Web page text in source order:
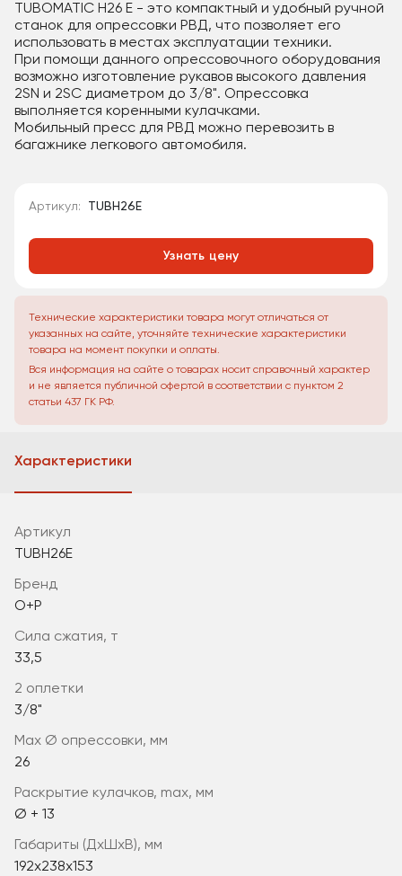
TUBOMATIC H26 E - это компактный и удобный ручной
станок для опрессовки РВД, что позволяет его
использовать в местах эксплуатации техники.
При помощи данного опрессовочного оборудования
возможно изготовление рукавов высокого давления
2SN и 2SC диаметром до 3/8". Опрессовка
выполняется коренными кулачками.
Мобильный пресс для РВД можно перевозить в
багажнике легкового автомобиля.
Артикул: TUBH26E
Узнать цену
Технические характеристики товара могут отличаться от
указанных на сайте, уточняйте технические характеристики
товара на момент покупки и оплаты.
Вся информация на сайте о товарах носит справочный характер
и не является публичной офертой в соответствии с пунктом 2
статьи 437 ГК РФ.
Характеристики
Артикул
TUBH26E
Бренд
O+P
сила сжатия, т
33,5
2 оплетки
3/8"
max Ø опрессовки, мм
26
раскрытие кулачков, max, мм
Ø + 13
габариты (ДхШхВ), мм
192х238х153